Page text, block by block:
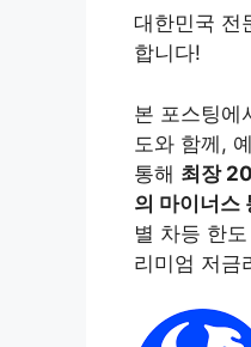
대한민국 전
합니다!
본 포스팅에
도와 함께,
통해 최장
의 마이너스
별 차등 한
리미엄 저금